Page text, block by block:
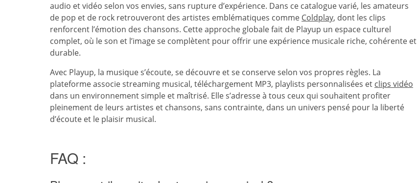
audio et vidéo selon vos envies, sans rupture d’expérience. Dans ce catalogue varié, les amateurs
de pop et de rock retrouveront des artistes emblématiques comme Coldplay, dont les clips
renforcent l’émotion des chansons. Cette approche globale fait de Playup un espace culturel
complet, où le son et l’image se complètent pour offrir une expérience musicale riche, cohérente et
durable.
Avec Playup, la musique s’écoute, se découvre et se conserve selon vos propres règles. La
plateforme associe streaming musical, téléchargement MP3, playlists personnalisées et clips vidéo
dans un environnement simple et maîtrisé. Elle s’adresse à tous ceux qui souhaitent profiter
pleinement de leurs artistes et chansons, sans contrainte, dans un univers pensé pour la liberté
d’écoute et le plaisir musical.
FAQ :